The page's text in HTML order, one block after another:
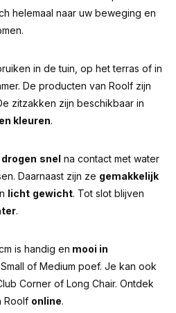
helemaal naar uw beweging en
in de tuin, op het terras of in
De producten van Roolf zijn
zitzakken zijn beschikbaar in
kleuren.
drogen snel na contact met water
Daarnaast zijn ze gemakkelijk
licht gewicht. Tot slot blijven
.
is handig en mooi in
of Medium poef. Je kan ook
Corner of Long Chair. Ontdek
Roolf online.